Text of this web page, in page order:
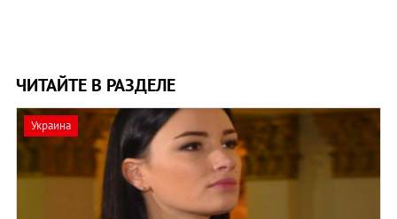
ЧИТАЙТЕ В РАЗДЕЛЕ
Украина